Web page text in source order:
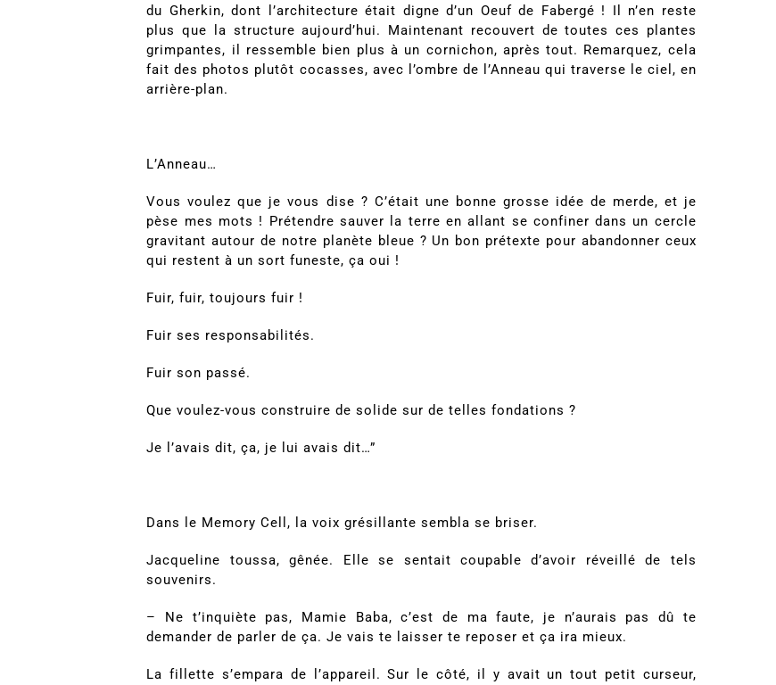
du Gherkin, dont l’architecture était digne d’un Oeuf de Fabergé ! Il n’en reste
plus que la structure aujourd’hui. Maintenant recouvert de toutes ces plantes
grimpantes, il ressemble bien plus à un cornichon, après tout. Remarquez, cela
fait des photos plutôt cocasses, avec l’ombre de l’Anneau qui traverse le ciel, en
arrière-plan.
L’Anneau…
Vous voulez que je vous dise ? C’était une bonne grosse idée de merde, et je
pèse mes mots ! Prétendre sauver la terre en allant se confiner dans un cercle
gravitant autour de notre planète bleue ? Un bon prétexte pour abandonner ceux
qui restent à un sort funeste, ça oui !
Fuir, fuir, toujours fuir !
Fuir ses responsabilités.
Fuir son passé.
Que voulez-vous construire de solide sur de telles fondations ?
Je l’avais dit, ça, je lui avais dit…”
Dans le Memory Cell, la voix grésillante sembla se briser.
Jacqueline toussa, gênée. Elle se sentait coupable d’avoir réveillé de tels
souvenirs.
– Ne t’inquiète pas, Mamie Baba, c’est de ma faute, je n’aurais pas dû te
demander de parler de ça. Je vais te laisser te reposer et ça ira mieux.
La fillette s’empara de l’appareil. Sur le côté, il y avait un tout petit curseur,